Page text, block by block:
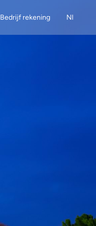
Bedrijf rekening Nl